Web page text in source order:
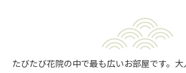
たびたび花院の中で最も広いお部屋です。